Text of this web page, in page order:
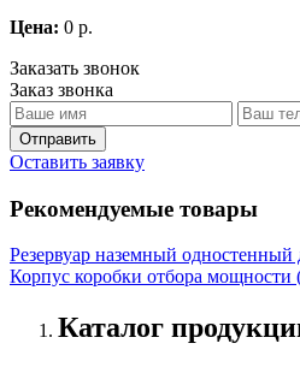
Цена: 0 р.
Заказать звонок
Заказ звонка
Оставить заявку
Рекомендуемые товары
Резервуар наземный
Корпус коробки отбора
Каталог